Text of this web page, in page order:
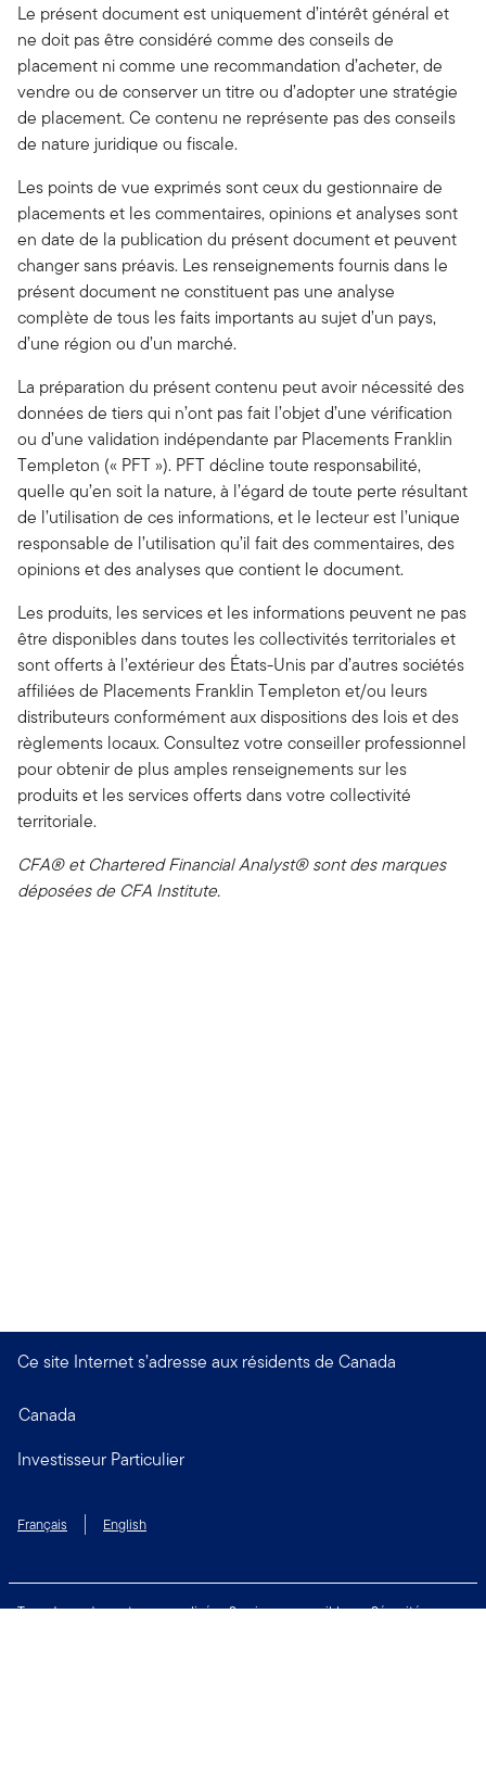
Le présent document est uniquement d’intérêt général et
ne doit pas être considéré comme des conseils de
placement ni comme une recommandation d’acheter, de
vendre ou de conserver un titre ou d’adopter une stratégie
de placement. Ce contenu ne représente pas des conseils
de nature juridique ou fiscale.
Les points de vue exprimés sont ceux du gestionnaire de
placements et les commentaires, opinions et analyses sont
en date de la publication du présent document et peuvent
changer sans préavis. Les renseignements fournis dans le
présent document ne constituent pas une analyse
complète de tous les faits importants au sujet d’un pays,
d’une région ou d’un marché.
La préparation du présent contenu peut avoir nécessité des
données de tiers qui n’ont pas fait l’objet d’une vérification
ou d’une validation indépendante par Placements Franklin
Templeton (« PFT »). PFT décline toute responsabilité,
quelle qu’en soit la nature, à l’égard de toute perte résultant
de l’utilisation de ces informations, et le lecteur est l’unique
responsable de l’utilisation qu’il fait des commentaires, des
opinions et des analyses que contient le document.
Les produits, les services et les informations peuvent ne pas
être disponibles dans toutes les collectivités territoriales et
sont offerts à l’extérieur des États-Unis par d’autres sociétés
affiliées de Placements Franklin Templeton et/ou leurs
distributeurs conformément aux dispositions des lois et des
règlements locaux. Consultez votre conseiller professionnel
pour obtenir de plus amples renseignements sur les
produits et les services offerts dans votre collectivité
territoriale.
CFA® et Chartered Financial Analyst® sont des marques
déposées de CFA Institute.
Ce site Internet s’adresse aux résidents de Canada
Canada
Investisseur Particulier
Français English
Taux de rendement personnalisé Services accessibles
Sécurité